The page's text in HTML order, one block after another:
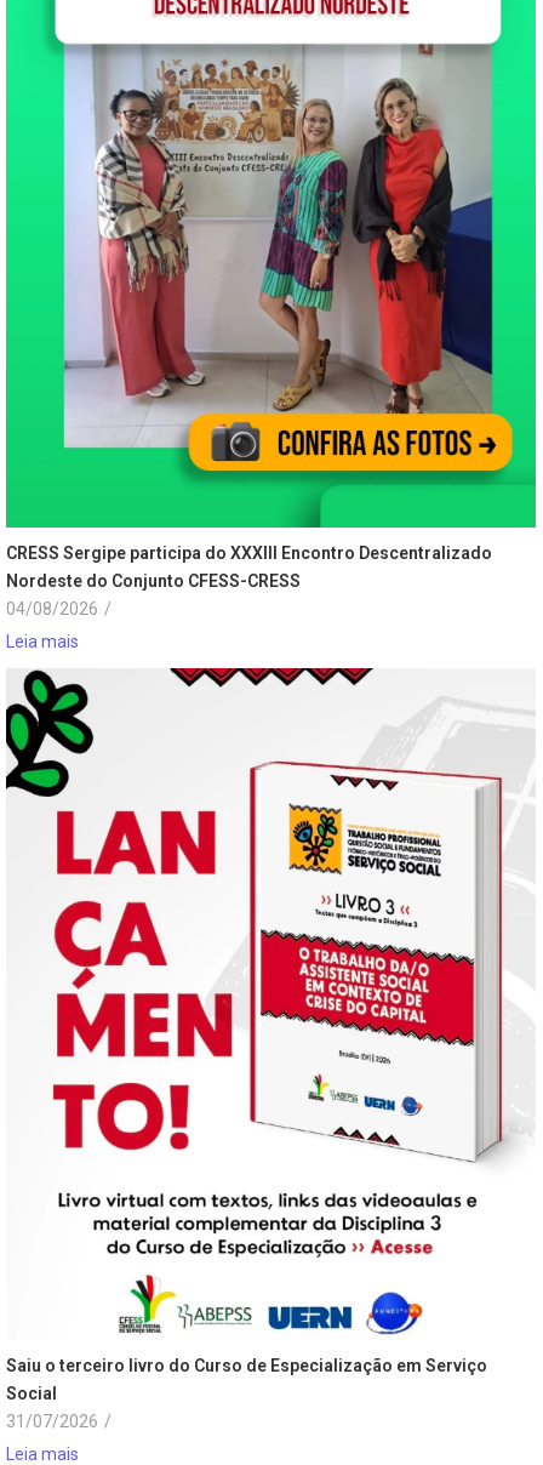
CRESS Sergipe participa do XXXIII Encontro Descentralizado
Nordeste do Conjunto CFESS-CRESS
04/08/2026 /
Leia mais
Saiu o terceiro livro do Curso de Especialização em Serviço
Social
31/07/2026 /
Leia mais